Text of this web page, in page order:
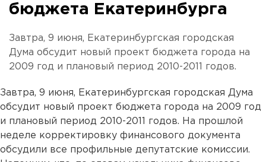
бюджета Екатеринбурга
Завтра, 9 июня, Екатеринбургская городская
Дума обсудит новый проект бюджета города на
2009 год и плановый период 2010-2011 годов.
Завтра, 9 июня, Екатеринбургская городская Дума
обсудит новый проект бюджета города на 2009 год
и плановый период 2010-2011 годов. На прошлой
неделе корректировку финансового документа
обсудили все профильные депутатские комиссии.